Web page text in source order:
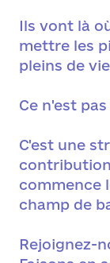
Ils vont là
mettre les
pleins de
Ce n'est
C'est une
commence
champ de
Rejoignez-